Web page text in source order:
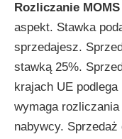
Rozliczanie MOMS
aspekt. Stawka
sprzedajesz.
stawką 25%.
krajach UE
wymaga rozliczania
nabywcy.